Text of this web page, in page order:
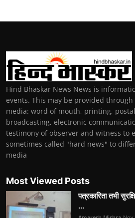
Hind Bhaskar News News is
events. This may be provided
media: word of mouth, printing,
broadcasting, electronic
testimony of observer and witness to
sometimes called "hard news" to
media
Most Viewed Posts
पत्रकारिता तभी
...